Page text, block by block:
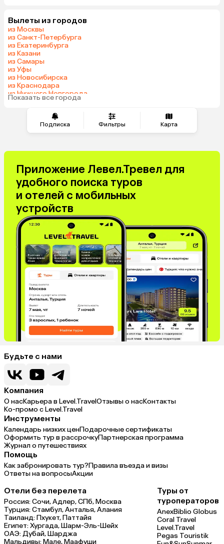
Подписка Фильтры Карта
Вылеты из городов
из Москвы
из Санкт-Петербурга
из Екатеринбурга
из Казани
из Самары
из Уфы
из Новосибирска
из Краснодара
из Нижнего Новгорода
из Перми
Показать все города
Приложение Левел.Тревел для
удобного поиска туров
и отелей с мобильных
устройств
Будьте с нами
Компания
О насКарьера в Level.TravelОтзывы о насКонтакты
Ко-промо с Level.Travel
Инструменты
Календарь низких ценПодарочные сертификаты
Оформить тур в рассрочкуПартнерская программа
Журнал о путешествиях
Помощь
Как забронировать тур?Правила въезда и визы
Ответы на вопросыАкции
Отели без перелета
Россия:Сочи,Адлер,СПб,Москва
Турция:Стамбул,Анталья,Алания
Таиланд:Пхукет,Паттайя
Египет:Хургада,Шарм-Эль-Шейх
ОАЭ:Дубай,Шарджа
Мальдивы:Мале,Маафуши
Туры от
туроператоров
AnexBiblio Globus
Coral Travel
Level.Travel
Pegas Touristik